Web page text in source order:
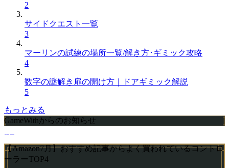
2
サイドクエスト一覧
3
マーリンの試練の場所一覧/解き方･ギミック攻略
4
数字の謎解き扉の開け方｜ドアギミック解説
5
もっとみる
GameWithからのお知らせ
【Amazon7月】おすすめ記事からよく買われているコントロ
ーラーTOP4